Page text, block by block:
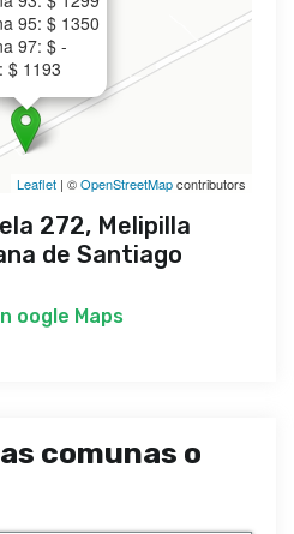
95: $ 1350
97: $ -
$ 1193
Leaflet | ©OpenStreetMapcontributors
272, Melipilla
de Santiago
oogle Maps
comunas o